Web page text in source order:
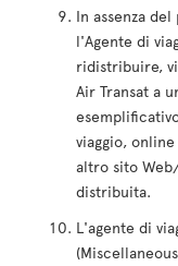
In assenza
l'Agente di
ridistribuire,
Air Transat a
viaggio,
altro sito
distribuita.
L'agente di